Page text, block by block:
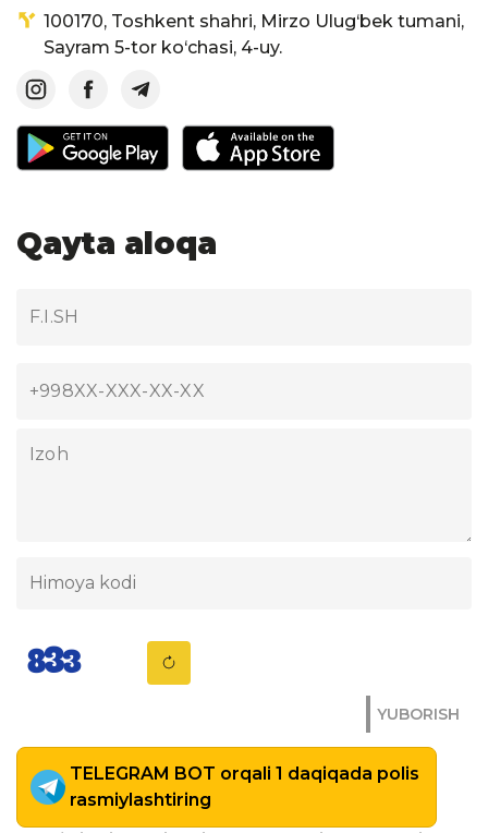
100170, Toshkent shahri, Mirzo Ulug‘bek tumani,
Sayram 5-tor ko‘chasi, 4-uy.
Qayta aloqa
YUBORISH
TELEGRAM BOT orqali 1 daqiqada polis
rasmiylashtiring